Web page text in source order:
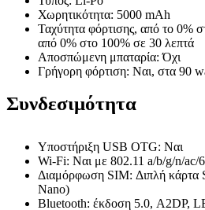
Χωρητικότητα: 5000 mAh
Ταχύτητα φόρτισης, από το 0%
από 0% στο 100% σε 30 λεπτά
Αποσπώμενη μπαταρία: Όχι
Γρήγορη φόρτιση: Ναι, στα 90
Συνδεσιμότητα
Υποστήριξη USB OTG: Ναι
Wi-Fi: Ναι με 802.11 a/b/g/n/ac/6
Διαμόρφωση SIM: Διπλή
Nano)
Bluetooth: έκδοση 5.0, A2DP,